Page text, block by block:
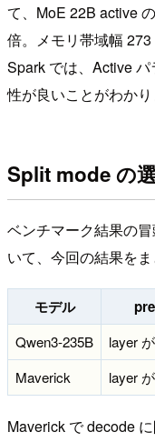
て、MoE 22B active
倍。メモリ帯域幅
Spark では、Active
性が良いことがわかり
Split mode の
ベンチマーク結果の
いて、今回の結果を
モデル
Qwen3-235B layer
Maverick
layer
Maverick で decode